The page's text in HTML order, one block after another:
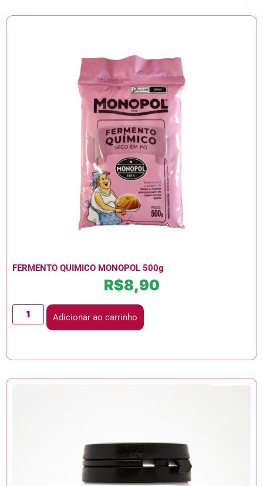
FERMENTO QUIMICO MONOPOL 500g
R$8,90
Adicionar ao carrinho